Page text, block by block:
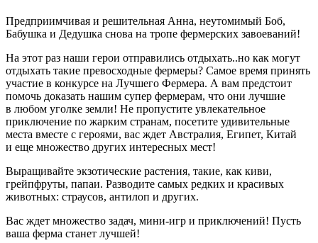
Предприимчивая и решительная Анна, неутомимый Боб,
Бабушка и Дедушка снова на тропе фермерских завоеваний!
На этот раз наши герои отправились отдыхать..но как могут
отдыхать такие превосходные фермеры? Самое время принять
участие в конкурсе на Лучшего Фермера. А вам предстоит
помочь доказать нашим супер фермерам, что они лучшие
в любом уголке земли! Не пропустите увлекательное
приключение по жарким странам, посетите удивительные
места вместе с героями, вас ждет Австралия, Египет, Китай
и еще множество других интересных мест!
Выращивайте экзотические растения, такие, как киви,
грейпфруты, папаи. Разводите самых редких и красивых
животных: страусов, антилоп и других.
Вас ждет множество задач, мини-игр и приключений! Пусть
ваша ферма станет лучшей!